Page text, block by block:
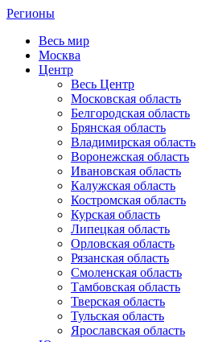
Регионы
Весь мир
Москва
Центр
Весь Центр
Московская область
Белгородская область
Брянская область
Владимирская область
Воронежская область
Ивановская область
Калужская область
Костромская область
Курская область
Липецкая область
Орловская область
Рязанская область
Смоленская область
Тамбовская область
Тверская область
Тульская область
Ярославская область